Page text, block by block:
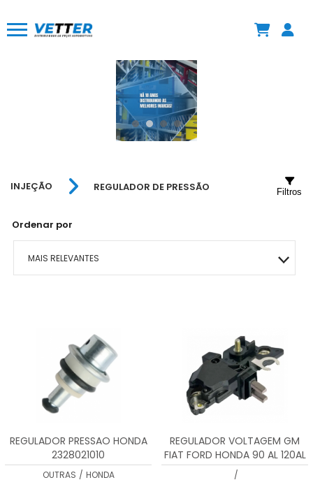
INJEÇÃO REGULADOR DE PRESSÃO
Ordenar por
MAIS RELEVANTES
MAIOR PREÇO
A - Z
Filtros
REGULADOR PRESSAO HONDA
2328021010
OUTRAS / HONDA
REGULADOR VOLTAGEM GM
FIAT FORD HONDA 90 AL 120AL
F000RS0102
/